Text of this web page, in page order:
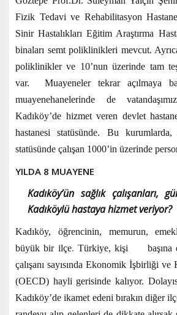
Fizik Tedavi ve Rehabilitasyon
Sinir Hastalıkları Eğitim Araştırma
binaları semt poliklinikleri mevcut.
poliklinikler ve 10’nun üzerinde tam
var. Muayeneler tekrar açılmaya
muayenehanelerinde de
Kadıköy’de hizmet veren devlet
hastanesi statüsünde. Bu
statüsünde çalışan 1000’in üzerinde
YILDA 8 MUAYENE
Kadıköy’ün sağlık çalışanları,
Kadıköylü hastaya hizmet veriyor?
Kadıköy, öğrencinin, memurun,
büyük bir ilçe.Türkiye, kişi başına
çalışanı sayısında Ekonomik İşbirliği
(OECD) hayli gerisinde kalıyor.
Kadıköy’de ikamet edeni bırakın diğer